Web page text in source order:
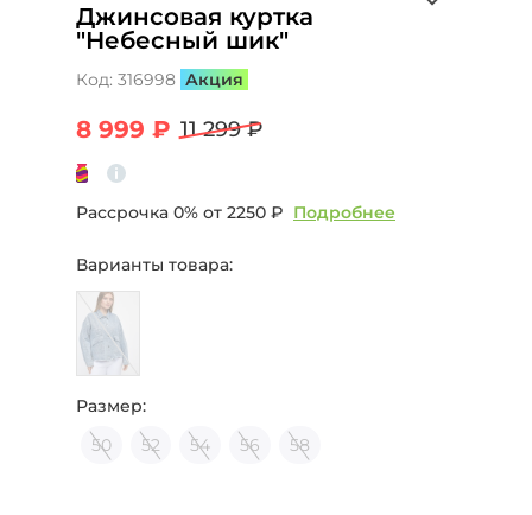
Джинсовая куртка
"Небесный шик"
Код: 316998 Акция
8 999 ₽ 11 299 ₽
Рассрочка 0% от 2250 ₽ Подробнее
Варианты товара:
Размер:
50
52 54 56 58